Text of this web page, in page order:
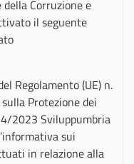
Corruzione e
il seguente
Regolamento (UE) n.
Protezione dei
2023 Sviluppumbria
sui
in relazione alla